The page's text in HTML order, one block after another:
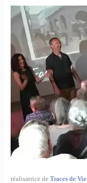
réalisatrice deTraces de Vie